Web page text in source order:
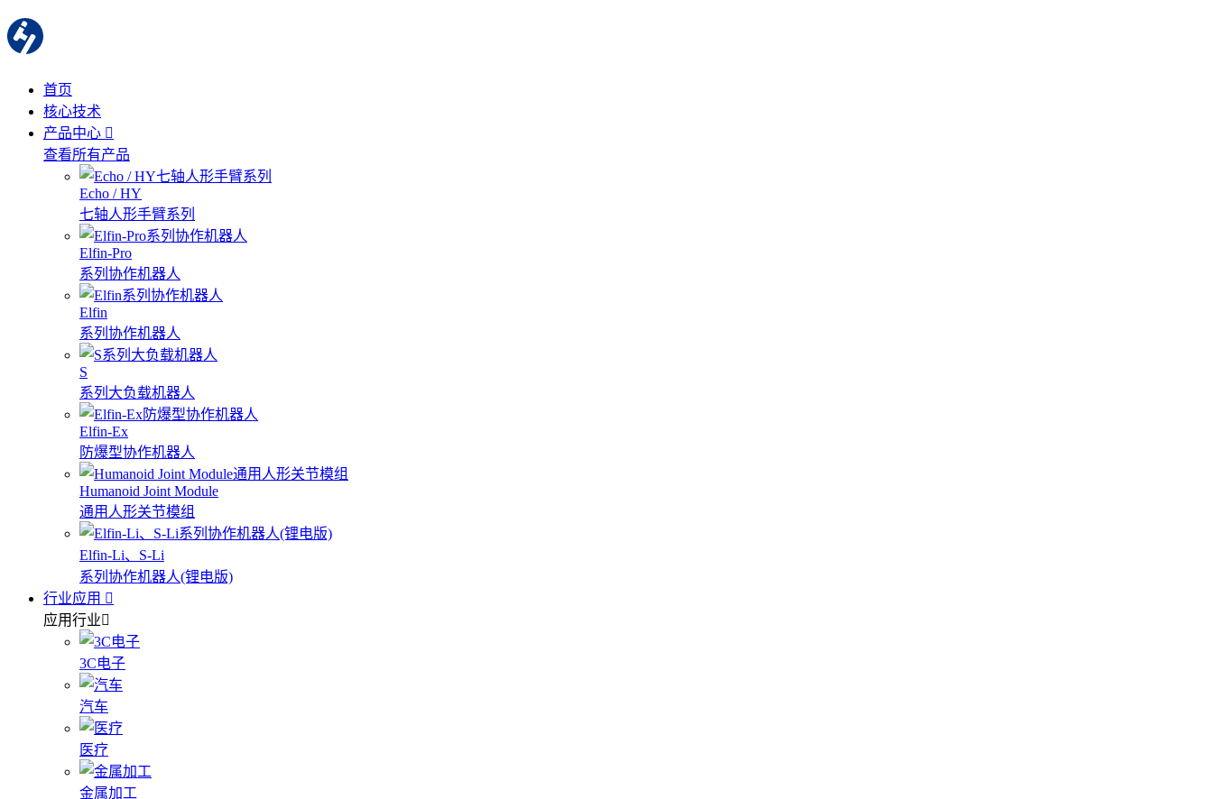
首页
核心技术
产品中心
查看所有产品
Echo / HY
七轴人形手臂系列
Elfin-Pro
系列协作机器人
Elfin
系列协作机器人
S
系列大负载机器人
Elfin-Ex
防爆型协作机器人
Humanoid Joint Module
通用人形关节模组
Elfin-Li、S-Li
系列协作机器人(锂电版)
行业应用
应用行业
3C电子
汽车
医疗
金属加工